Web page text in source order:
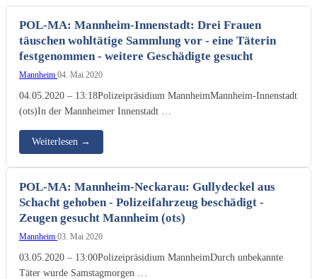
POL-MA: Mannheim-Innenstadt: Drei Frauen
täuschen wohltätige Sammlung vor - eine Täterin
festgenommen - weitere Geschädigte gesucht
Mannheim 04. Mai 2020
04.05.2020 – 13:18Polizeipräsidium MannheimMannheim-Innenstadt
(ots)In der Mannheimer Innenstadt …
Weiterlesen →
POL-MA: Mannheim-Neckarau: Gullydeckel aus
Schacht gehoben - Polizeifahrzeug beschädigt -
Zeugen gesucht Mannheim (ots)
Mannheim 03. Mai 2020
03.05.2020 – 13:00Polizeipräsidium MannheimDurch unbekannte
Täter wurde Samstagmorgen …